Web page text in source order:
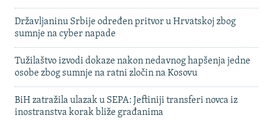
Državljaninu Srbije određen pritvor u Hrvatskoj zbog
sumnje na cyber napade
Tužilaštvo izvodi dokaze nakon nedavnog hapšenja jedne
osobe zbog sumnje na ratni zločin na Kosovu
BiH zatražila ulazak u SEPA: Jeftiniji transferi novca iz
inostranstva korak bliže građanima